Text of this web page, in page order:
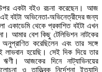
উপর একটা বইও রচনা করেছেন। আজ
বইটা অভিনেতা-অভিনেত্রীদের জন্য
একাডেমি থেকে প্রকাশিত বইটা এখন
আমার বেশ কিছু টেলিভিশন নাটকের
করেছিলেন এবং তার সঙ্গে
হয়েছি। সেই দিক দিয়ে তার
আজকের দিনে নাট্যাভিনয়ের
ও তাত্ত্বিক নির্দেশনা ইত্যাদি